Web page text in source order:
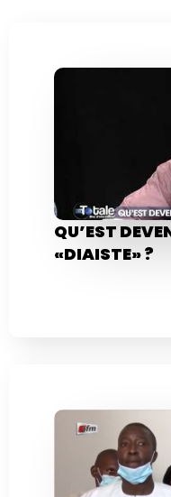
QU’EST
«DIAISTE» ?